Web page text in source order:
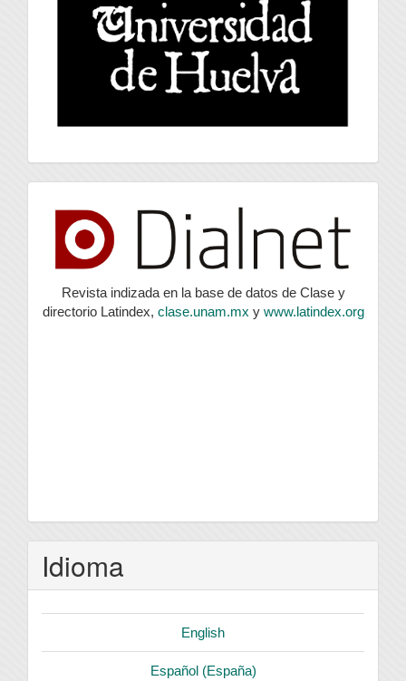
index
Revista indizada en la base de datos de Clase y
directorio Latindex, clase.unam.mx y www.latindex.org
Idioma
English
Español (España)